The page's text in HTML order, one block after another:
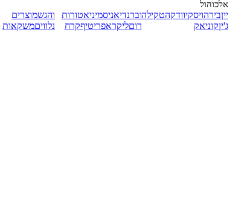
אלכוהול
ייןבירהויסקיוודקהטקילה
ג'יןקוניאק
וברנדיאניסמיניאטורות
רוםליקראפריטיףקרח
והגשמוצרים
נלוויםמשקאות